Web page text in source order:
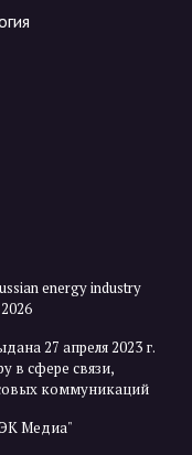
energy industry
27 апреля 2023 г.
в сфере связи,
коммуникаций
Медиа"